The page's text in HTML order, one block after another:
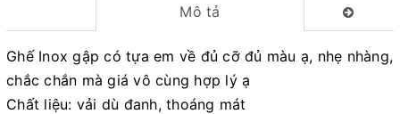
Mô tả
Ghế Inox gập có tựa em về đủ cỡ đủ màu ạ, nhẹ nhàng,
chắc chắn mà giá vô cùng hợp lý ạ
Chất liệu: vải dù đanh, thoáng mát